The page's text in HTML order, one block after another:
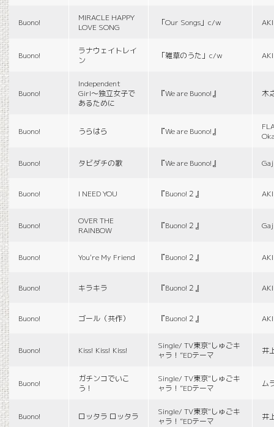
Buono!
MIRACLE HAPPY
LOVE SONG
「Our Songs」c/w
Buono!
ラナウェイトレイ
ン
「雑草のうた」c/w
Buono!
Independent
Girl〜独立女子で
あるために
『We are Buono!』 木
Buono! うらはら 『We are Buono!』
Buono! タビダチの歌 『We are Buono!』
Buono! I NEED YOU 『Buono!２』
Buono!
OVER THE
RAINBOW
『Buono!２』
Buono! You're My Friend 『Buono!２』
Buono! キラキラ 『Buono!２』
Buono! ゴール（共作） 『Buono!２』
Buono! Kiss! Kiss! Kiss!
Single/ TV東京“しゅごキ
ャラ！”EDテーマ
井
Buono!
ガチンコでいこ
う！
Single/ TV東京“しゅごキ
ャラ！”EDテーマ
ム
Buono! ロッタラ ロッタラ
Single/ TV東京“しゅごキ
ャラ！”EDテーマ
井